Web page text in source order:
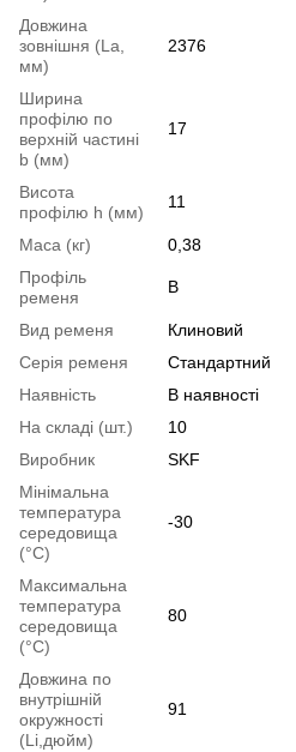
Довжина
зовнішня (La,
мм)
2376
Ширина
профілю по
верхній частині
b (мм)
17
Висота
профілю h (мм)
11
Маса (кг)
0,38
Профіль
ременя
B
Вид ременя
Клиновий
Серія ременя
Стандартний
Наявність
В наявності
На складі (шт.)
10
Виробник
SKF
Мінімальна
температура
середовища
(°C)
-30
Максимальна
температура
середовища
(°C)
80
Довжина по
внутрішній
окружності
(Li,дюйм)
91